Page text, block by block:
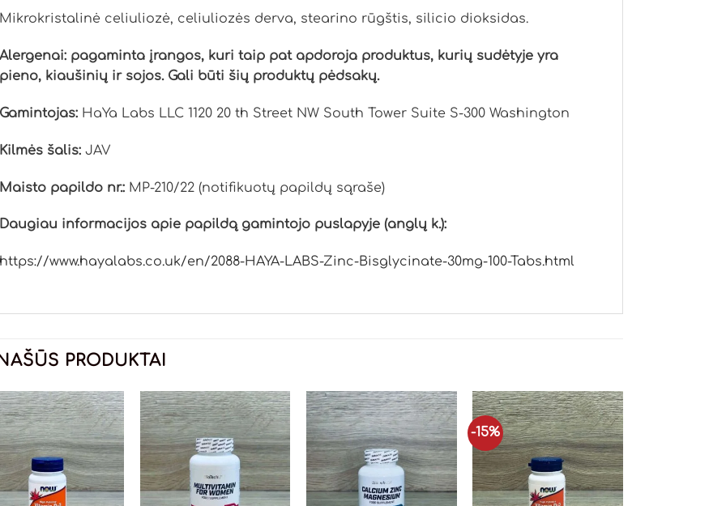
celiuliozė, celiuliozės derva, stearino rūgštis, silicio dioksidas.
pagaminta įrangos, kuri taip pat apdoroja produktus, kurių sudėtyje yra
kiaušinių ir sojos. Gali būti šių produktų pėdsakų.
HaYa Labs LLC 1120 20 th Street NW South Tower Suite S-300 Washington
šalis:JAV
papildo nr.: MP-210/22 (notifikuotų papildų sąraše)
informacijos apie papildą gamintojo puslapyje (anglų k.):
www.hayalabs.co.uk/en/2088-HAYA-LABS-Zinc-Bisglycinate-30mg-100-Tabs.html
PRODUKTAI
-15%